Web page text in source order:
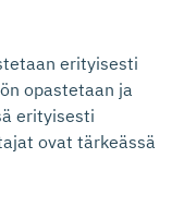
erityisesti
opastetaan ja
erityisesti
ovat tärkeässä